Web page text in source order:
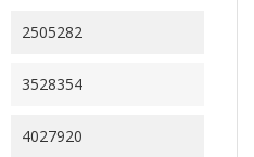
2505282
3528354
4027920